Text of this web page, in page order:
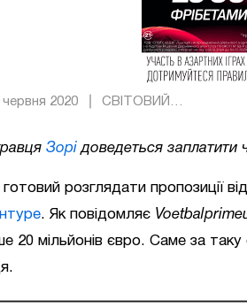
червня 2020
Зорі доведеться заплатити
готовий розглядати пропозиції
. Як повідомляє
20 мільйонів євро. Саме за